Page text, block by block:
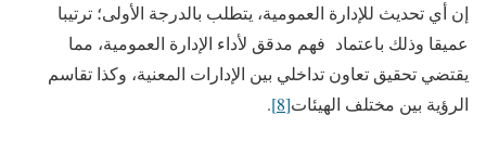
إن أي تحديث للإدارة العمومية، يتطلب بالدرجة الأولى؛ ترتيبا
عميقا وذلك باعتماد فهم مدقق لأداء الإدارة العمومية، مما
يقتضي تحقيق تعاون تداخلي بين الإدارات المعنية، وكذا تقاسم
الرؤية بين مختلف الهيئات[8]
.